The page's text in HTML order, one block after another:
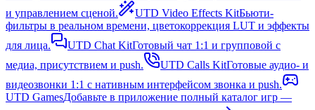
и управлением сценой.
UTD Video Effects KitБьюти-
фильтры в реальном времени, цветокоррекция LUT и эффекты
для лица.
UTD Chat KitГотовый чат 1:1 и групповой с
медиа, присутствием и push.
UTD Calls KitГотовые аудио- и
видеозвонки 1:1 с нативным интерфейсом звонка и push.
UTD GamesДобавьте в приложение полный каталог игр —